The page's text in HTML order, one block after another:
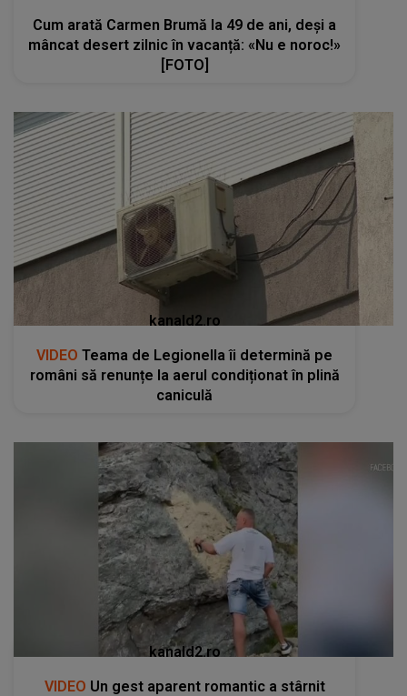
Cum arată Carmen Brumă la 49 de ani, deși a
mâncat desert zilnic în vacanță: «Nu e noroc!»
[FOTO]
kanald2.ro
VIDEO Teama de Legionella îi determină pe
români să renunțe la aerul condiționat în plină
caniculă
kanald2.ro
VIDEO Un gest aparent romantic a stârnit